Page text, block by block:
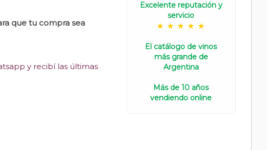
que tu compra sea
y recibí las últimas
Excelente reputación y
servicio
El catálogo de vinos
más grande de
Argentina
Más de 10 años
vendiendo online